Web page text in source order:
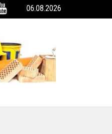
Європейському регіональному
06.08.2026